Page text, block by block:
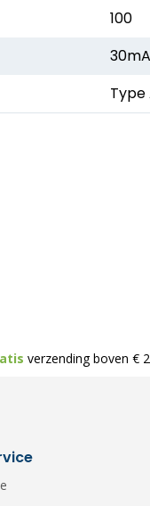
100
30mA
Type
verzending boven €